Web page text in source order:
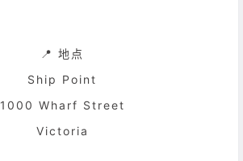
📍 地点
Ship Point
1000 Wharf Street
Victoria